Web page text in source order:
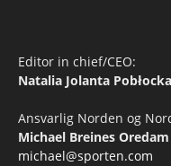
Editor in chief/CEO:
Natalia Jolanta Pobłocka
Ansvarlig Norden og
Michael Breines Oredam
michael@sporten.com